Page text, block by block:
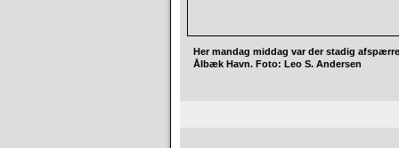
Her mandag middag var der stadig
Ålbæk Havn. Foto: Leo S. Andersen